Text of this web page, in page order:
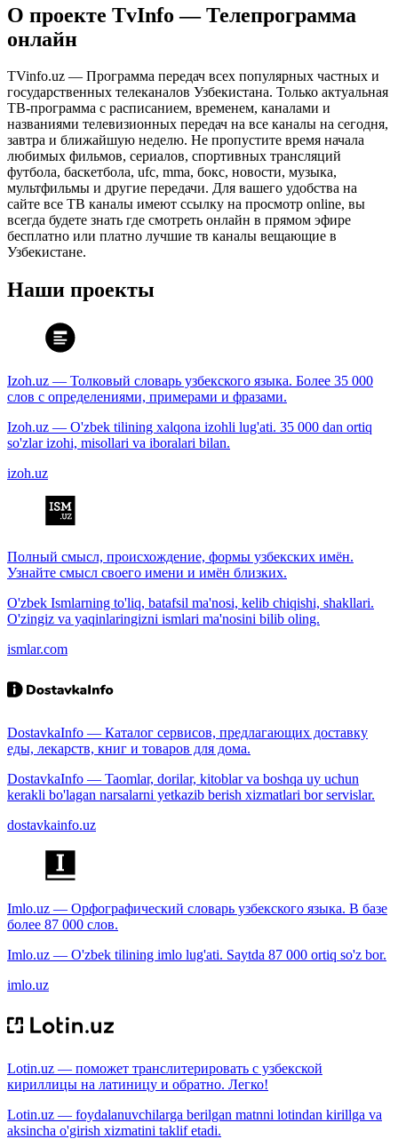
О проекте TvInfo — Телепрограмма
онлайн
TVinfo.uz — Программа передач всех популярных частных и
государственных телеканалов Узбекистана. Только актуальная
ТВ-программа с расписанием, временем, каналами и
названиями телевизионных передач на все каналы на сегодня,
завтра и ближайшую неделю. Не пропустите время начала
любимых фильмов, сериалов, спортивных трансляций
футбола, баскетбола, ufc, mma, бокс, новости, музыка,
мультфильмы и другие передачи. Для вашего удобства на
сайте все ТВ каналы имеют ссылку на просмотр online, вы
всегда будете знать где смотреть онлайн в прямом эфире
бесплатно или платно лучшие тв каналы вещающие в
Узбекистане.
Наши проекты
Izoh.uz — Толковый словарь узбекского языка. Более 35 000
слов с определениями, примерами и фразами.
Izoh.uz — O'zbek tilining xalqona izohli lug'ati. 35 000 dan ortiq
so'zlar izohi, misollari va iboralari bilan.
izoh.uz
Полный смысл, происхождение, формы узбекских имён.
Узнайте смысл своего имени и имён близких.
O'zbek Ismlarning to'liq, batafsil ma'nosi, kelib chiqishi, shakllari.
O'zingiz va yaqinlaringizni ismlari ma'nosini bilib oling.
ismlar.com
DostavkaInfo — Каталог сервисов, предлагающих доставку
еды, лекарств, книг и товаров для дома.
DostavkaInfo — Taomlar, dorilar, kitoblar va boshqa uy uchun
kerakli bo'lagan narsalarni yetkazib berish xizmatlari bor servislar.
dostavkainfo.uz
Imlo.uz — Орфографический словарь узбекского языка. В базе
более 87 000 слов.
Imlo.uz — O'zbek tilining imlo lug'ati. Saytda 87 000 ortiq so'z bor.
imlo.uz
Lotin.uz — поможет транслитерировать с узбекской
кириллицы на латиницу и обратно. Легко!
Lotin.uz — foydalanuvchilarga berilgan matnni lotindan kirillga va
aksincha o'girish xizmatini taklif etadi.